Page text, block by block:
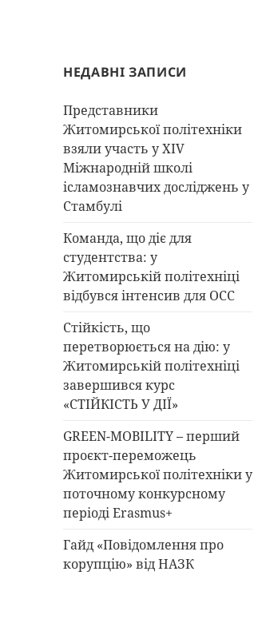
НЕДАВНІ ЗАПИСИ
Представники
Житомирської політехніки
взяли участь у XIV
Міжнародній школі
ісламознавчих досліджень у
Стамбулі
Команда, що діє для
студентства: у
Житомирській політехніці
відбувся інтенсив для ОСС
Стійкість, що
перетворюється на дію: у
Житомирській політехніці
завершився курс
«СТІЙКІСТЬ У ДІЇ»
GREEN-MOBILITY – перший
проєкт-переможець
Житомирської політехніки у
поточному конкурсному
періоді Erasmus+
Гайд «Повідомлення про
корупцію» від НАЗК